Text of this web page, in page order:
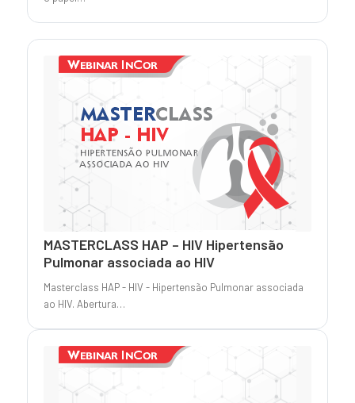
MASTERCLASS HAP – HIV Hipertensão
Pulmonar associada ao HIV
Masterclass HAP - HIV - Hipertensão Pulmonar associada
ao HIV. Abertura…